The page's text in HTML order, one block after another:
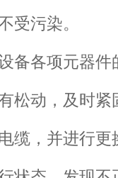
受污染。
备各项元器件
松动，及时紧
缆，并进行更